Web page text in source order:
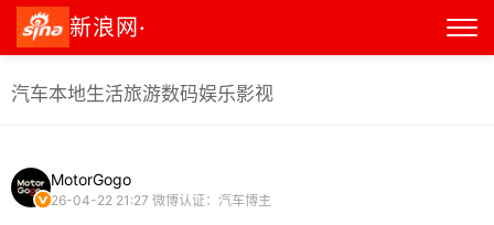
新浪网·
汽车本地生活旅游数码娱乐影视
MotorGogo
26-04-22 21:27 微博认证：汽车博主